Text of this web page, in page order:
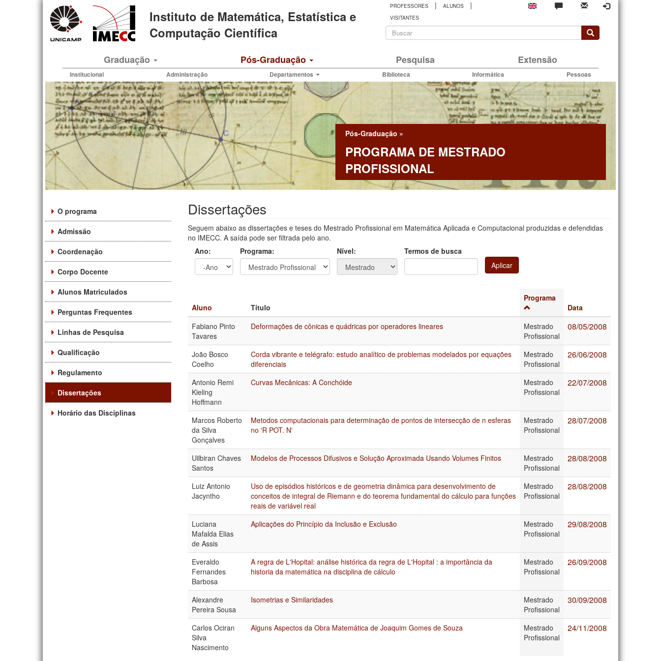
Instituto de Matemática, Estatística e
Computação Científica
PROFESSORES | ALUNOS |
VISITANTES
Formulário
busca
Graduação Pós-Graduação Pesquisa Extensão
Institucional Administração Departamentos Biblioteca Informática Pessoas
Pós-Graduação »
PROGRAMA DE MESTRADO
PROFISSIONAL
O programa
Admissão
Coordenação
Corpo Docente
Alunos Matriculados
Perguntas Frequentes
Linhas de Pesquisa
Qualificação
Regulamento
Dissertações
Horário das Disciplinas
Dissertações
Seguem abaixo as dissertações e teses do Mestrado Profissional em Matemática Aplicada e Computacional produzidas e defendidas
no IMECC. A saída pode ser filtrada pelo ano.
Ano:
Programa: Nível:
Termos de busca
Aplicar
Aluno Título
Programa
Data
Fabiano Pinto
Tavares
Deformações de cônicas e quádricas por operadores lineares
Mestrado
Profissional
08/05/2008
João Bosco
Coelho
Corda vibrante e telégrafo: estudo analítico de problemas modelados por equações
diferenciais
Mestrado
Profissional
26/06/2008
Antonio Remi
Kieling
Hoffmann
Curvas Mecânicas: A Conchóide
Mestrado
Profissional
22/07/2008
Marcos Roberto
da Silva
Gonçalves
Metodos computacionais para determinação de pontos de intersecção de n esferas
no 'R POT. N'
Mestrado
Profissional
28/07/2008
Uilbiran Chaves
Santos
Modelos de Processos Difusivos e Solução Aproximada Usando Volumes Finitos
Mestrado
Profissional
28/08/2008
Luiz Antonio
Jacyntho
Uso de episódios históricos e de geometria dinâmica para desenvolvimento de
conceitos de integral de Riemann e do teorema fundamental do cálculo para funções
reais de variável real
Mestrado
Profissional
28/08/2008
Luciana
Mafalda Elias
de Assis
Aplicações do Princípio da Inclusão e Exclusão
Mestrado
Profissional
29/08/2008
Everaldo
Fernandes
Barbosa
A regra de L'Hopital: análise histórica da regra de L'Hopital : a importância da
historia da matemática na disciplina de cálculo
Mestrado
Profissional
26/09/2008
Alexandre
Pereira Sousa
Isometrias e Similaridades
Mestrado
Profissional
30/09/2008
Carlos Ociran
Silva
Nascimento
Alguns Aspectos da Obra Matemática de Joaquim Gomes de Souza
Mestrado
Profissional
24/11/2008